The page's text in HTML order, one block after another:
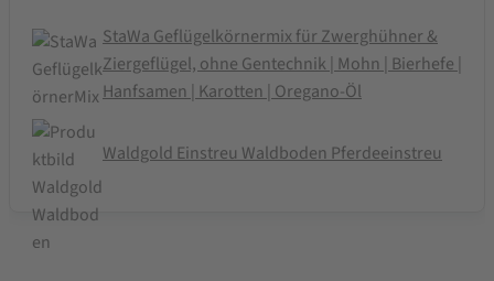
StaWa Geflügelkörnermix für Zwerghühner &
Ziergeflügel, ohne Gentechnik | Mohn | Bierhefe |
Hanfsamen | Karotten | Oregano-Öl
Waldgold Einstreu Waldboden Pferdeeinstreu